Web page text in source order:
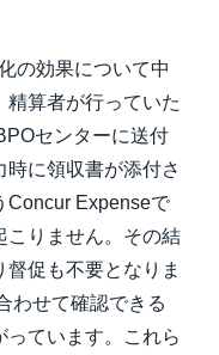
の効果について中
算者が行っていた
センターに送付
に領収書が添付さ
Concur Expenseで
こりません。その結
促も不要となりま
わせて確認できる
っています。これら